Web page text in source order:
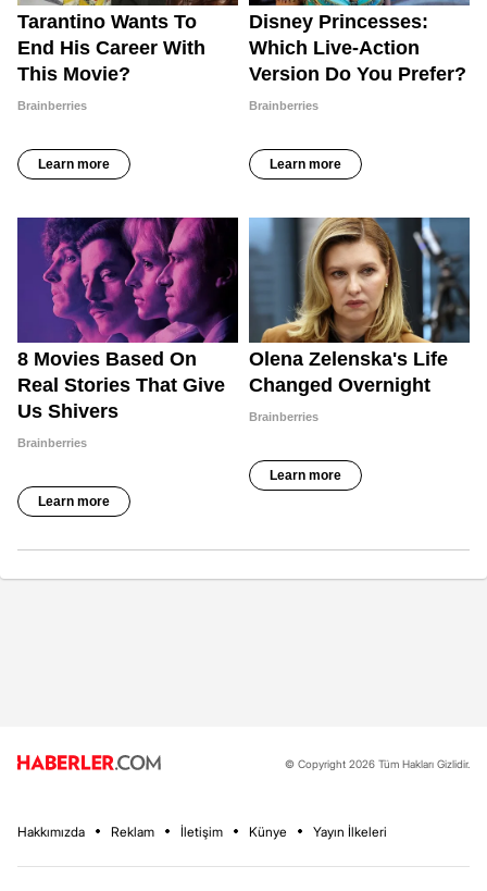
© Copyright 2026 Tüm Hakları Gizlidir.
Hakkımızda Reklam İletişim Künye Yayın İlkeleri